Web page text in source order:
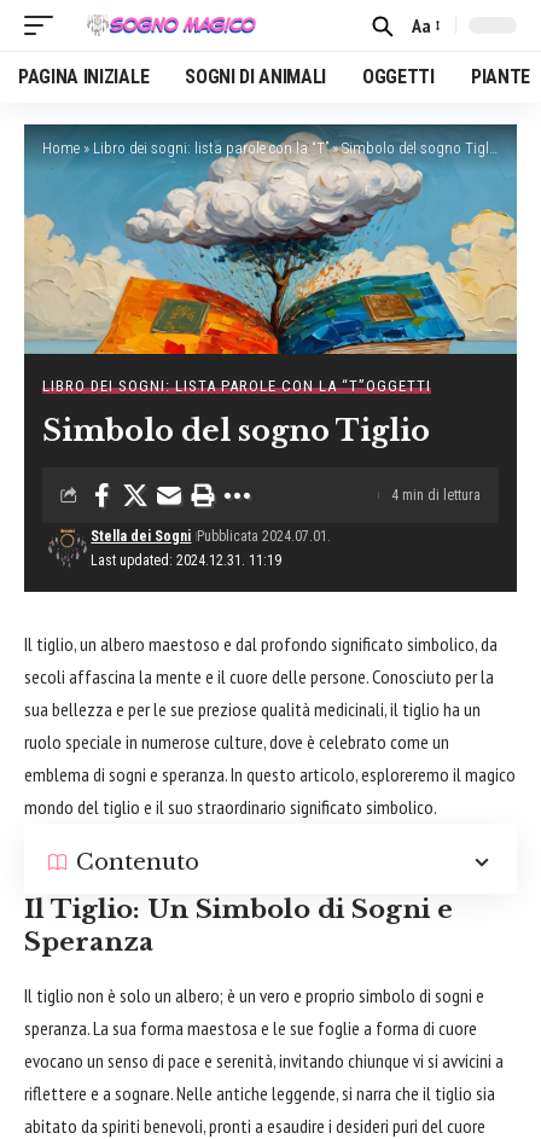
Font
Resizer
Aa
PAGINA INIZIALE SOGNI DI ANIMALI OGGETTI PIANTE
Home » Libro dei sogni: lista parole con la “T”»Simbolo del sogno Tiglio
LIBRO DEI SOGNI: LISTA PAROLE CON LA “T”OGGETTI
Simbolo del sogno Tiglio
Last updated: 2024.12.31. 11:19
Stella dei Sogni Pubblicata 2024.07.01.
4 min di lettura
Il tiglio, un albero maestoso e dal profondo significato simbolico, da
secoli affascina la mente e il cuore delle persone. Conosciuto per la
sua bellezza e per le sue preziose qualità medicinali, il tiglio ha un
ruolo speciale in numerose culture, dove è celebrato come un
emblema di sogni e speranza. In questo articolo, esploreremo il magico
mondo del tiglio e il suo straordinario significato simbolico.
Contenuto
Il Tiglio: Un Simbolo di Sogni e
Speranza
Il tiglio non è solo un albero; è un vero e proprio simbolo di sogni e
speranza. La sua forma maestosa e le sue foglie a forma di cuore
evocano un senso di pace e serenità, invitando chiunque vi si avvicini a
riflettere e a sognare. Nelle antiche leggende, si narra che il tiglio sia
abitato da spiriti benevoli, pronti a esaudire i desideri puri del cuore